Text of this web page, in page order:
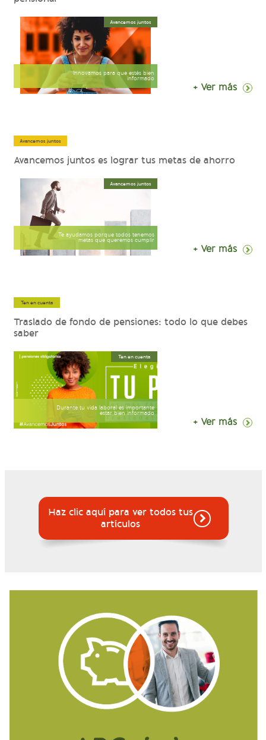
Avancemos juntos
Innovamos para que estés bien
informado
+ Ver más
Avancemos juntos
Te ayudamos porque todos tenemos
metas que queremos cumplir
Avancemos juntos
Avancemos juntos es lograr tus metas de ahorro
+ Ver más
Ten en cuenta
Durante tu vida laboral es importante
estar bien informado
Ten en cuenta
Traslado de fondo de pensiones: todo lo que debes
saber
+ Ver más
Haz clic aquí para ver todos tus
artículos